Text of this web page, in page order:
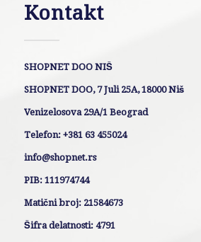
Kontakt
SHOPNET DOO NIŠ
SHOPNET DOO, 7 Juli 25A, 18000 Niš
Venizelosova 29A/1 Beograd
Telefon: +381 63 455024
info@shopnet.rs
PIB: 111974744
Matični broj: 21584673
Šifra delatnosti: 4791